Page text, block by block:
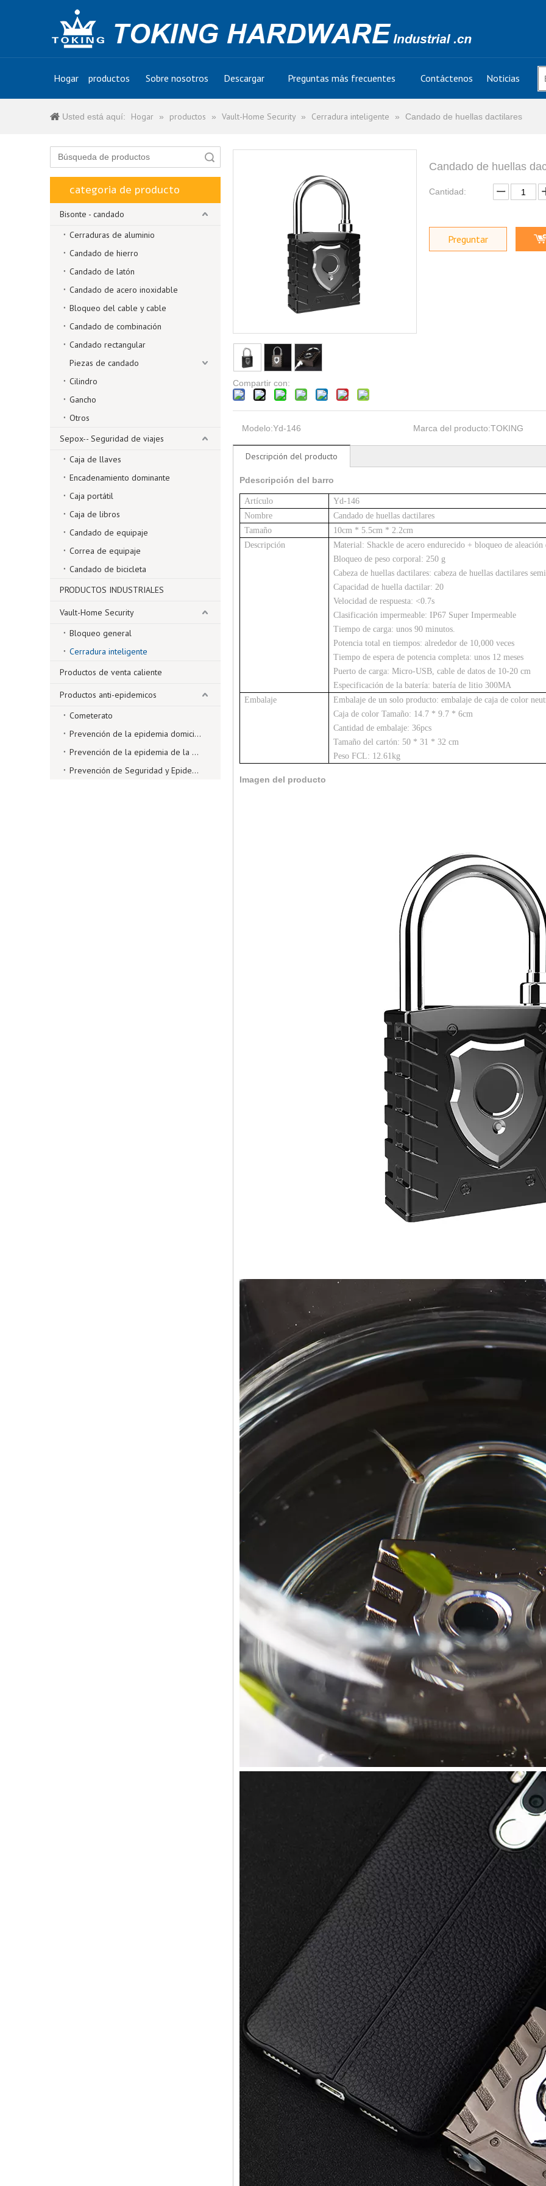
Hogar productos Sobre nosotros Descargar Preguntas más frecuentes Contáctenos Noticias
Usted está aquí: Hogar » productos » Vault-Home Security » Cerradura inteligente » Candado de huellas dactilares
categoria de producto
Bisonte - candado
Cerraduras de aluminio
Candado de hierro
Candado de latón
Candado de acero inoxidable
Bloqueo del cable y cable
Candado de combinación
Candado rectangular
Piezas de candado
Cilindro
Gancho
Otros
Sepox-- Seguridad de viajes
Caja de llaves
Encadenamiento dominante
Caja portátil
Caja de libros
Candado de equipaje
Correa de equipaje
Candado de bicicleta
PRODUCTOS INDUSTRIALES
Vault-Home Security
Bloqueo general
Cerradura inteligente
Productos de venta caliente
Productos anti-epidemicos
Cometerato
Prevención de la epidemia domiciliaria
Prevención de la epidemia de la oficina
Prevención de Seguridad y Epidemia
Compartir con:
Candado de huellas
Cantidad:
Preguntar
Modelo:Yd-146 Marca del producto:TOKING
Descripción del producto
Pdescripción del barro
Artículo
Yd-146
Nombre
Candado de huellas dactilares
Tamaño
10cm * 5.5cm * 2.2cm
Descripción
Material: Shackle de acero endurecido + bloqueo de aleación
Bloqueo de peso corporal: 250 g
Cabeza de huellas dactilares: cabeza de huellas dactilares
Capacidad de huella dactilar: 20
Velocidad de respuesta: <0.7s
Clasificación impermeable: IP67 Super Impermeable
Tiempo de carga: unos 90 minutos.
Potencia total en tiempos: alrededor de 10,000 veces
Tiempo de espera de potencia completa: unos 12 meses
Puerto de carga: Micro-USB, cable de datos de 10-20 cm
Especificación de la batería: batería de litio 300MA
Embalaje
Embalaje de un solo producto: embalaje de caja de color
Caja de color Tamaño: 14.7 * 9.7 * 6cm
Cantidad de embalaje: 36pcs
Tamaño del cartón: 50 * 31 * 32 cm
Peso FCL: 12.61kg
Imagen del producto